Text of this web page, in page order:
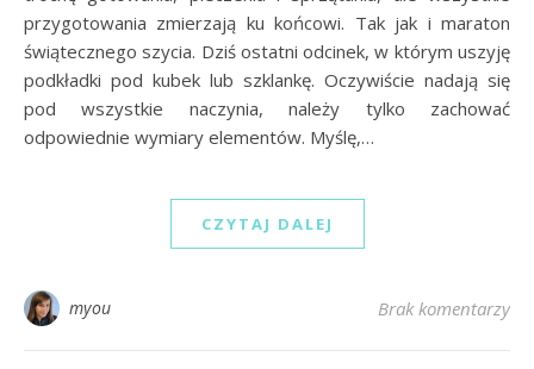
przygotowania zmierzają ku końcowi. Tak jak i maraton
świątecznego szycia. Dziś ostatni odcinek, w którym uszyję
podkładki pod kubek lub szklankę. Oczywiście nadają się
pod wszystkie naczynia, należy tylko zachować
odpowiednie wymiary elementów. Myślę,…
CZYTAJ DALEJ
myou Brak komentarzy